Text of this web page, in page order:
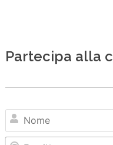
Partecipa alla